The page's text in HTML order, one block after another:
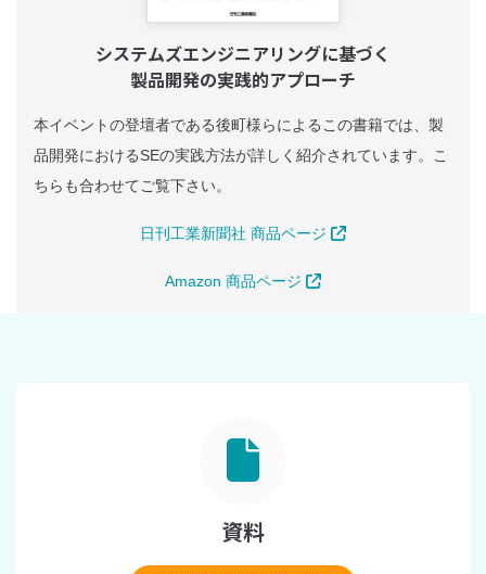
システムズエンジニアリングに基づく
製品開発の実践的アプローチ
本イベントの登壇者である後町様らによるこの書籍では、製
品開発におけるSEの実践方法が詳しく紹介されています。こ
ちらも合わせてご覧下さい。
日刊工業新聞社 商品ページ
Amazon 商品ページ
資料